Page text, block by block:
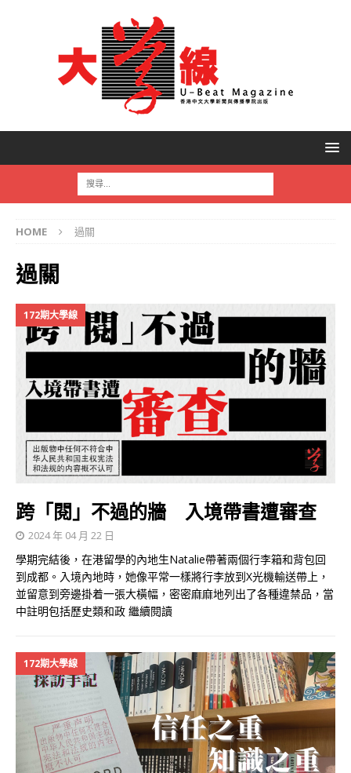
HOME 過關
過關
172期大學線
跨「閱」不過的牆 入境帶書遭審查
2024 年 04 月 22 日
學期完結後，在港留學的內地生Natalie帶著兩個行李箱和背包回
到成都。入境內地時，她像平常一樣將行李放到X光機輸送帶上，
並留意到旁邊掛着一張大橫幅，密密麻麻地列出了各種違禁品，當
中註明包括歷史類和政 繼續閱讀
172期大學線